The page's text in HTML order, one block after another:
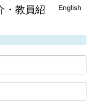
・教員紹
English